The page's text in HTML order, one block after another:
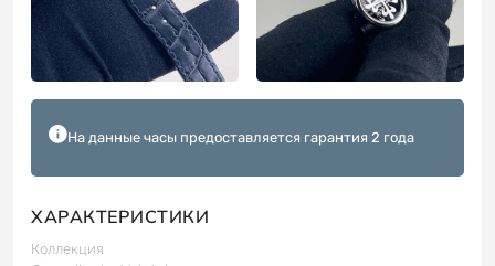
На данные часы предоставляется гарантия 2 года
ХАРАКТЕРИСТИКИ
Коллекция